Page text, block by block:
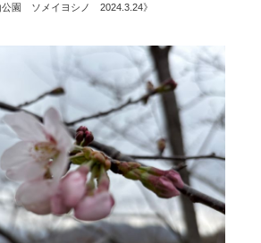
公園 ソメイヨシノ 2024.3.24》